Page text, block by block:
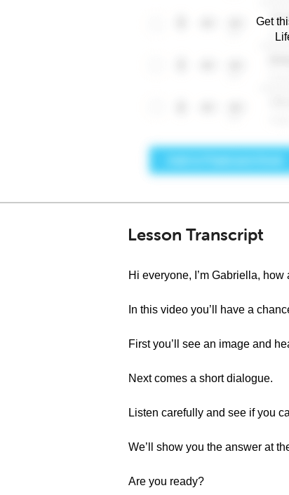
Get
Lesson Transcript
Hi everyone, I’m Gabriella,
In this video you’ll have a
First you’ll see an image and
Next comes a short dialogue.
Listen carefully and see if you
We’ll show you the answer at
Are you ready?